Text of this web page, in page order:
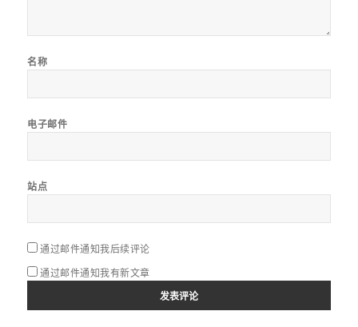
名称
电子邮件
站点
通过邮件通知我后续评论
通过邮件通知我有新文章